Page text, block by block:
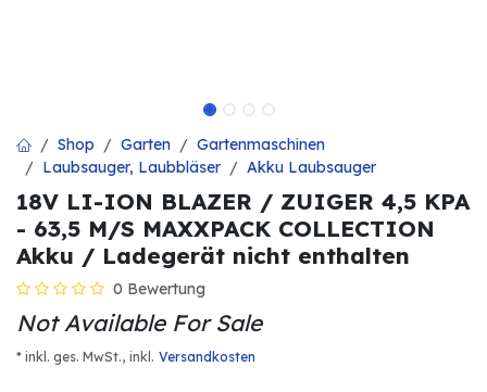
Shop Garten
Gartenmaschinen
Laubsauger, Laubbläser
Akku Laubsauger
18V LI-ION BLAZER / ZUIGER 4,5 KPA
- 63,5 M/S MAXXPACK COLLECTION
Akku / Ladegerät nicht enthalten
0 Bewertung
Not Available For Sale
* inkl. ges. MwSt., inkl. Versandkosten